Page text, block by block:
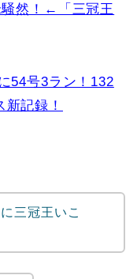
騒然！←「三冠王
54号3ラン！132
記録！
三冠王いこ